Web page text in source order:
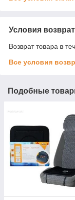
Условия
Возврат товара в
Все условия
Подобные